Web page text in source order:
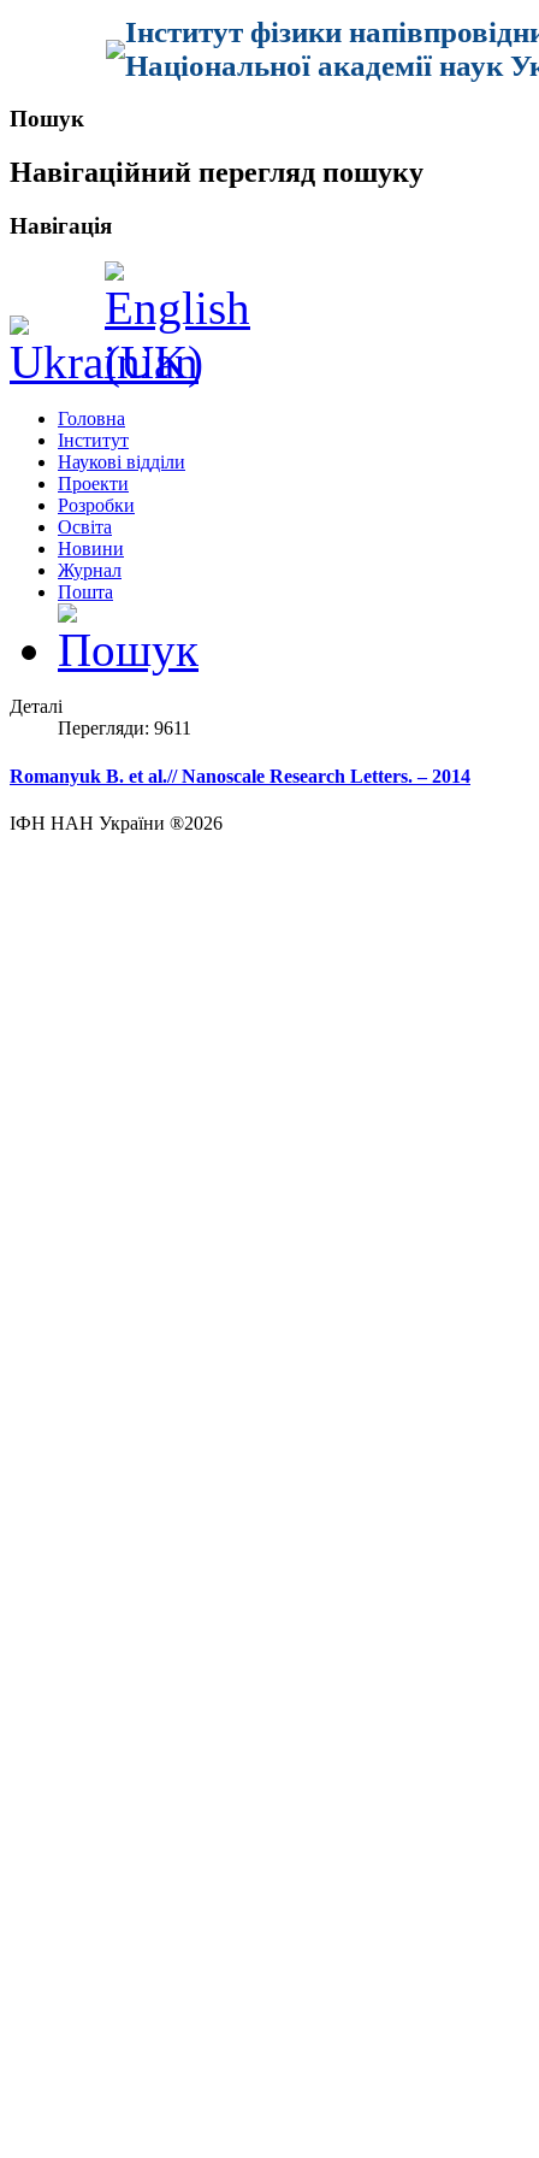
Інститут фізики
Національної академії наук
Пошук
Навігаційний перегляд пошуку
Навігація
Головна
Інститут
Наукові відділи
Проекти
Розробки
Освіта
Новини
Журнал
Пошта
Деталі
Перегляди: 9611
Romanyuk B. et al.// Nanoscale Research Letters. – 2014
ІФН НАН України ®2026